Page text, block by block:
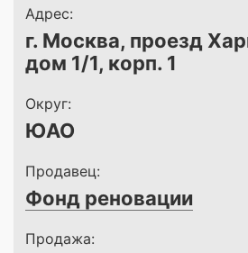
Адрес:
г. Москва, проезд
дом 1/1, корп. 1
Округ:
ЮАО
Продавец:
Фонд реновации
Продажа: